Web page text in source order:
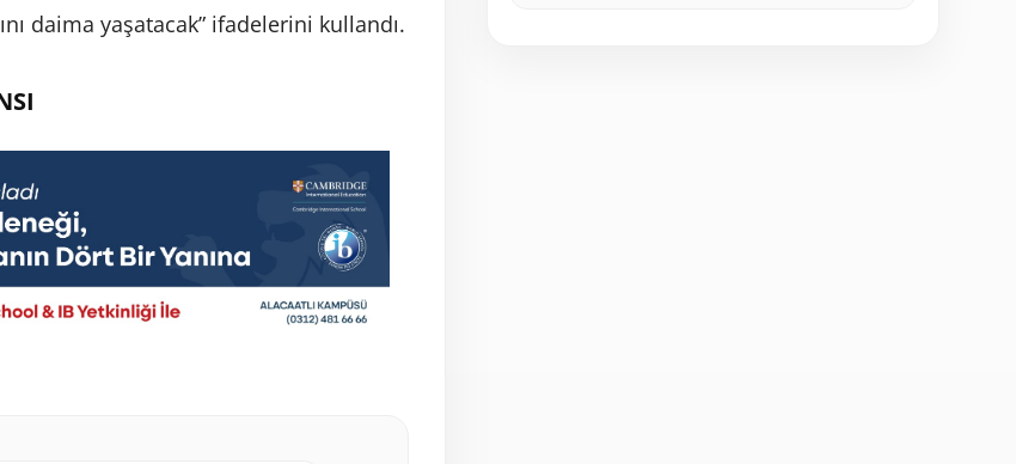
daima yaşatacak” ifadelerini kullandı.